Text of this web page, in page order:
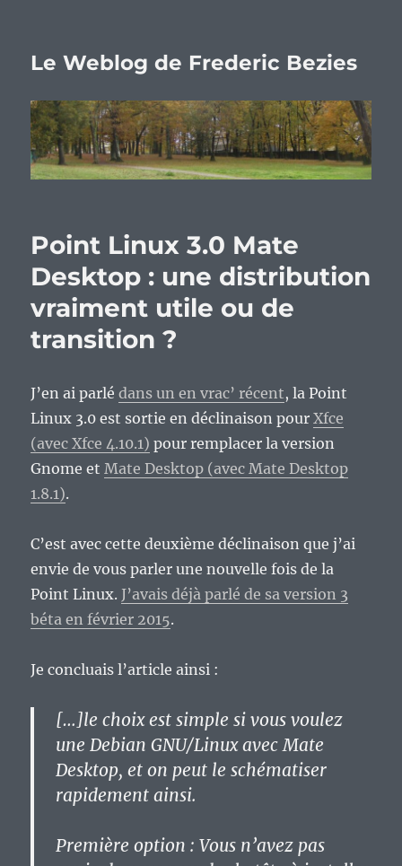
Le Weblog de Frederic Bezies
Point Linux 3.0 Mate
Desktop : une distribution
vraiment utile ou de
transition ?
J’en ai parlédans un en vrac’ récent, la Point
Linux 3.0 est sortie en déclinaison pourXfce
(avec Xfce 4.10.1) pour remplacer la version
Gnome etMate Desktop (avec Mate Desktop
1.8.1).
C’est avec cette deuxième déclinaison que j’ai
envie de vous parler une nouvelle fois de la
Point Linux. J’avais déjà parlé de sa version 3
béta en février 2015.
Je concluais l’article ainsi :
[…]le choix est simple si vous voulez
une Debian GNU/Linux avec Mate
Desktop, et on peut le schématiser
rapidement ainsi.
Première option : Vous n’avez pas